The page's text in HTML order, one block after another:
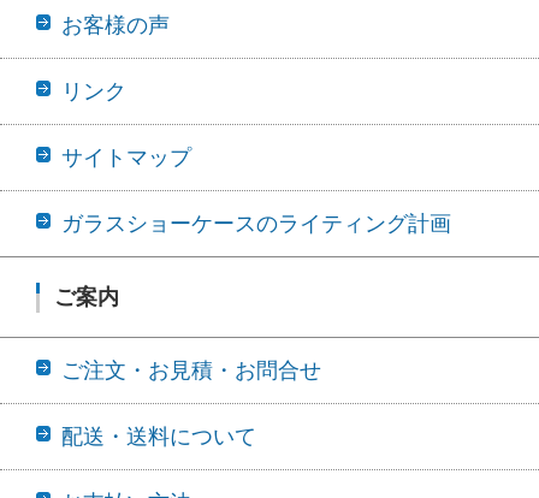
お客様の声
リンク
サイトマップ
ガラスショーケースのライティング計画
ご案内
ご注文・お見積・お問合せ
配送・送料について